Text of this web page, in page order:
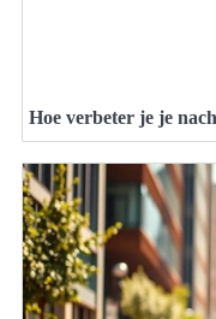
Hoe verbeter je je